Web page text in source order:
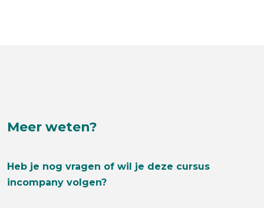
Meer weten?
Heb je nog vragen of wil je deze cursus
incompany volgen?